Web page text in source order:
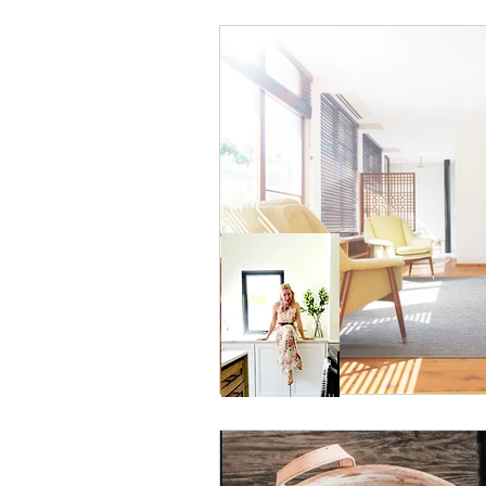
Limpieza energetica
ESTILO BOHEMIO kitchen
RGV Pharr FENG SHUI